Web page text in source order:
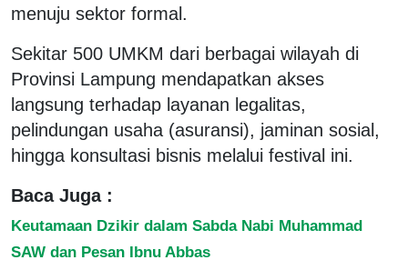
menuju sektor formal.
Sekitar 500 UMKM dari berbagai wilayah di
Provinsi Lampung mendapatkan akses
langsung terhadap layanan legalitas,
pelindungan usaha (asuransi), jaminan sosial,
hingga konsultasi bisnis melalui festival ini.
Baca Juga :
Keutamaan Dzikir dalam Sabda Nabi Muhammad
SAW dan Pesan Ibnu Abbas